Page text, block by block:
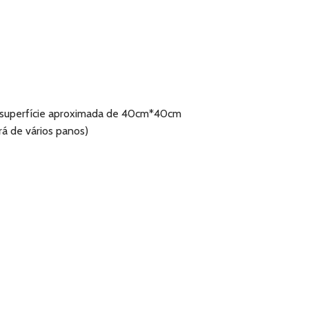
aproximada de 40cm*40cm
de vários panos)